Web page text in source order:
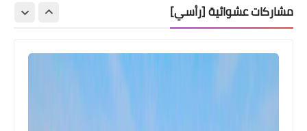
مشاركات عشوائية [رأسي]